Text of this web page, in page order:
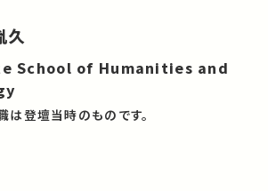
久
School of Humanities and
は登壇当時のものです。